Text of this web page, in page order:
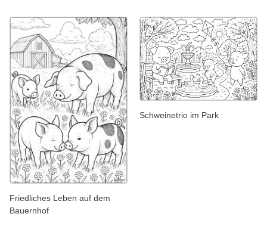
Friedliches Leben auf dem
Bauernhof
Schweinetrio im Park